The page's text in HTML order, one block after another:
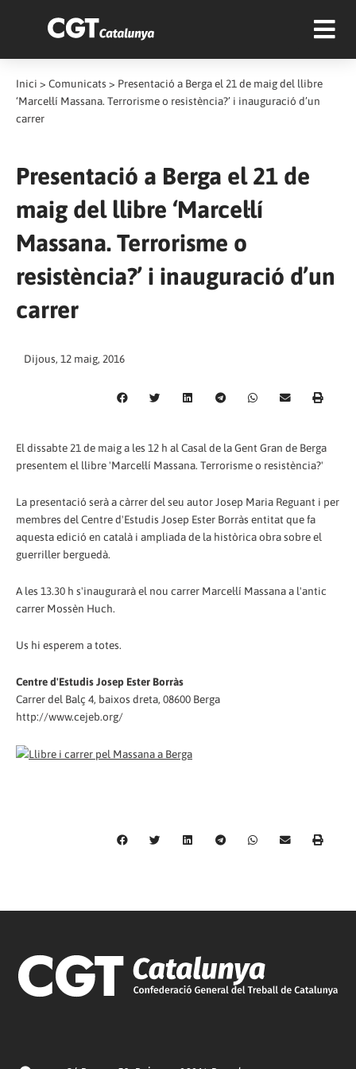
Inici > Comunicats > Presentació a Berga el 21 de maig del llibre
‘Marcel·lí Massana. Terrorisme o resistència?’ i inauguració d’un
carrer
Presentació a Berga el 21 de
maig del llibre ‘Marcel·lí
Massana. Terrorisme o
resistència?’ i inauguració d’un
carrer
Dijous, 12 maig, 2016
El dissabte 21 de maig a les 12 h al Casal de la Gent Gran de Berga
presentem el llibre 'Marcel·lí Massana. Terrorisme o resistència?'
La presentació serà a càrrer del seu autor Josep Maria Reguant i per
membres del Centre d'Estudis Josep Ester Borràs entitat que fa
aquesta edició en català i ampliada de la històrica obra sobre el
guerriller berguedà.
A les 13.30 h s'inaugurarà el nou carrer Marcel·lí Massana a l'antic
carrer Mossèn Huch.
Us hi esperem a totes.
Centre d'Estudis Josep Ester Borràs
Carrer del Balç 4, baixos dreta, 08600 Berga
http://www.cejeb.org/